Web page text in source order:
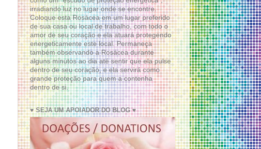
irradiando luz no lugar onde se encontre.
Coloque esta Rosácea em um lugar preferido
de sua casa ou local de trabalho, com todo o
amor de seu coração e ela atuará protegendo
energeticamente este local. Permaneça
também observando a Rosácea durante
alguns minutos ao dia até sentir que ela pulse
dentro de seu coração, e ela servirá como
grande proteção para quem a contenha
dentro de si.
♥ SEJA UM APOIADOR DO BLOG ♥